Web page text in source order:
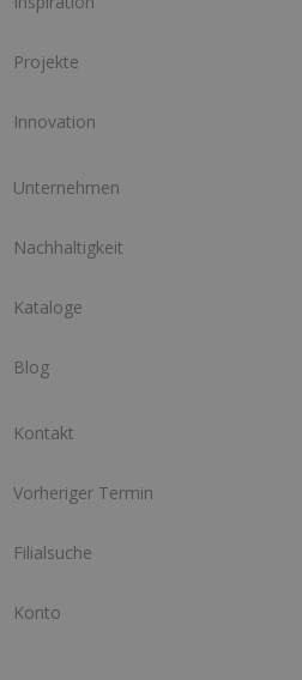
Projekte
Innovation
Unternehmen
Nachhaltigkeit
Kataloge
Blog
Kontakt
Vorheriger Termin
Filialsuche
Konto